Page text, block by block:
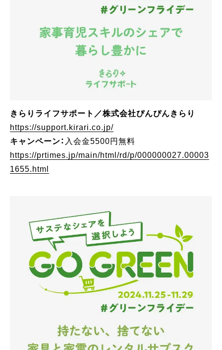
きらりライフサポート／株式会社ぴんぴんきらり
https://support.kirari.co.jp/
キャンペーン： 入会金5500円無料
https://prtimes.jp/main/html/rd/p/000000027.00003
1655.html